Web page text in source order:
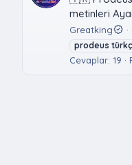
metinleri
Greatking
prodeus
Cevaplar: 19